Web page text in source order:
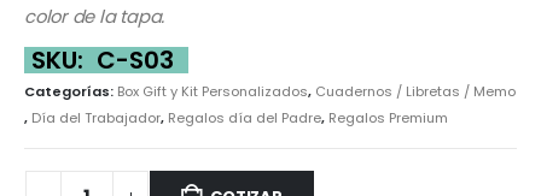
color de la tapa.
SKU: C-S03
Categorías: Box Gift y Kit Personalizados, Cuadernos / Libretas / Memo
, Día del Trabajador, Regalos día del Padre, Regalos Premium